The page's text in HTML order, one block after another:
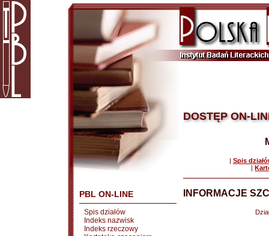
PBL ON-LINE
Spis działów
Indeks nazwisk
Indeks rzeczowy
DOSTĘP ON-
| Spis
|
INFORMACJE